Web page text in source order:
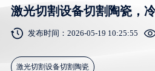
激光切割设备切割陶瓷，
发布时间：2026-05-19 10:25:55
激光切割设备切割陶瓷